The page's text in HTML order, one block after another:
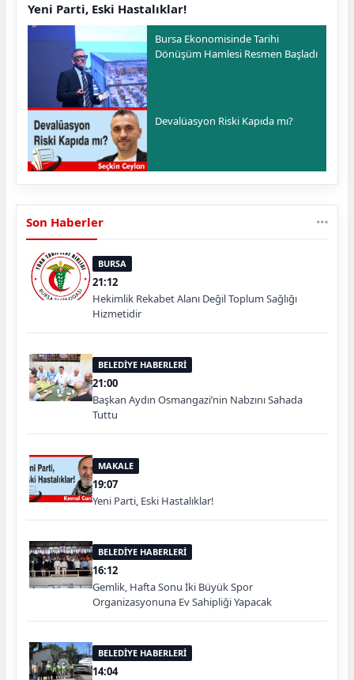
Yeni Parti, Eski Hastalıklar!
Bursa Ekonomisinde Tarihi
Dönüşüm Hamlesi Resmen Başladı
Devalüasyon Riski Kapıda mı?
Son Haberler
BURSA
21:12
Hekimlik Rekabet Alanı Değil Toplum Sağlığı
Hizmetidir
BELEDİYE HABERLERİ
21:00
Başkan Aydın Osmangazi’nin Nabzını Sahada
Tuttu
MAKALE
19:07
Yeni Parti, Eski Hastalıklar!
BELEDİYE HABERLERİ
16:12
Gemlik, Hafta Sonu İki Büyük Spor
Organizasyonuna Ev Sahipliği Yapacak
BELEDİYE HABERLERİ
14:04